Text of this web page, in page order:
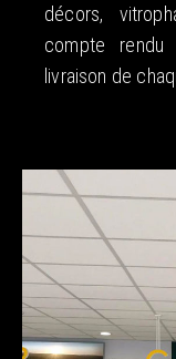
décors,
compte
livraison de